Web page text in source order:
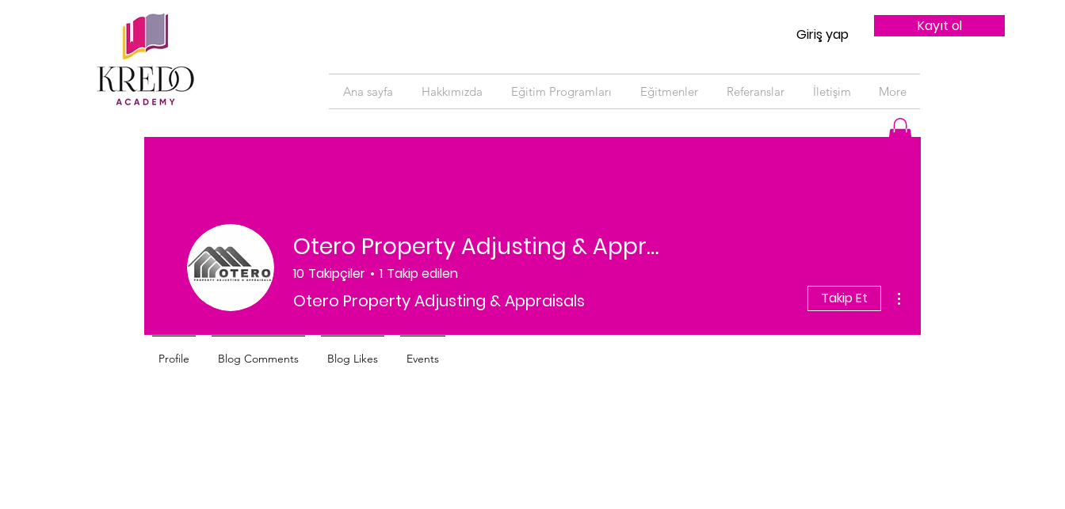
Giriş yap Kayıt ol
Ana sayfa Hakkımızda Eğitim Programları Eğitmenler Referanslar İletişim More
Otero Property Adjusting & Appraisals
10 Takipçiler 1 Takip edilen
Otero Property Adjusting & Appraisals Takip Et
Profile Blog Comments Blog Likes Events